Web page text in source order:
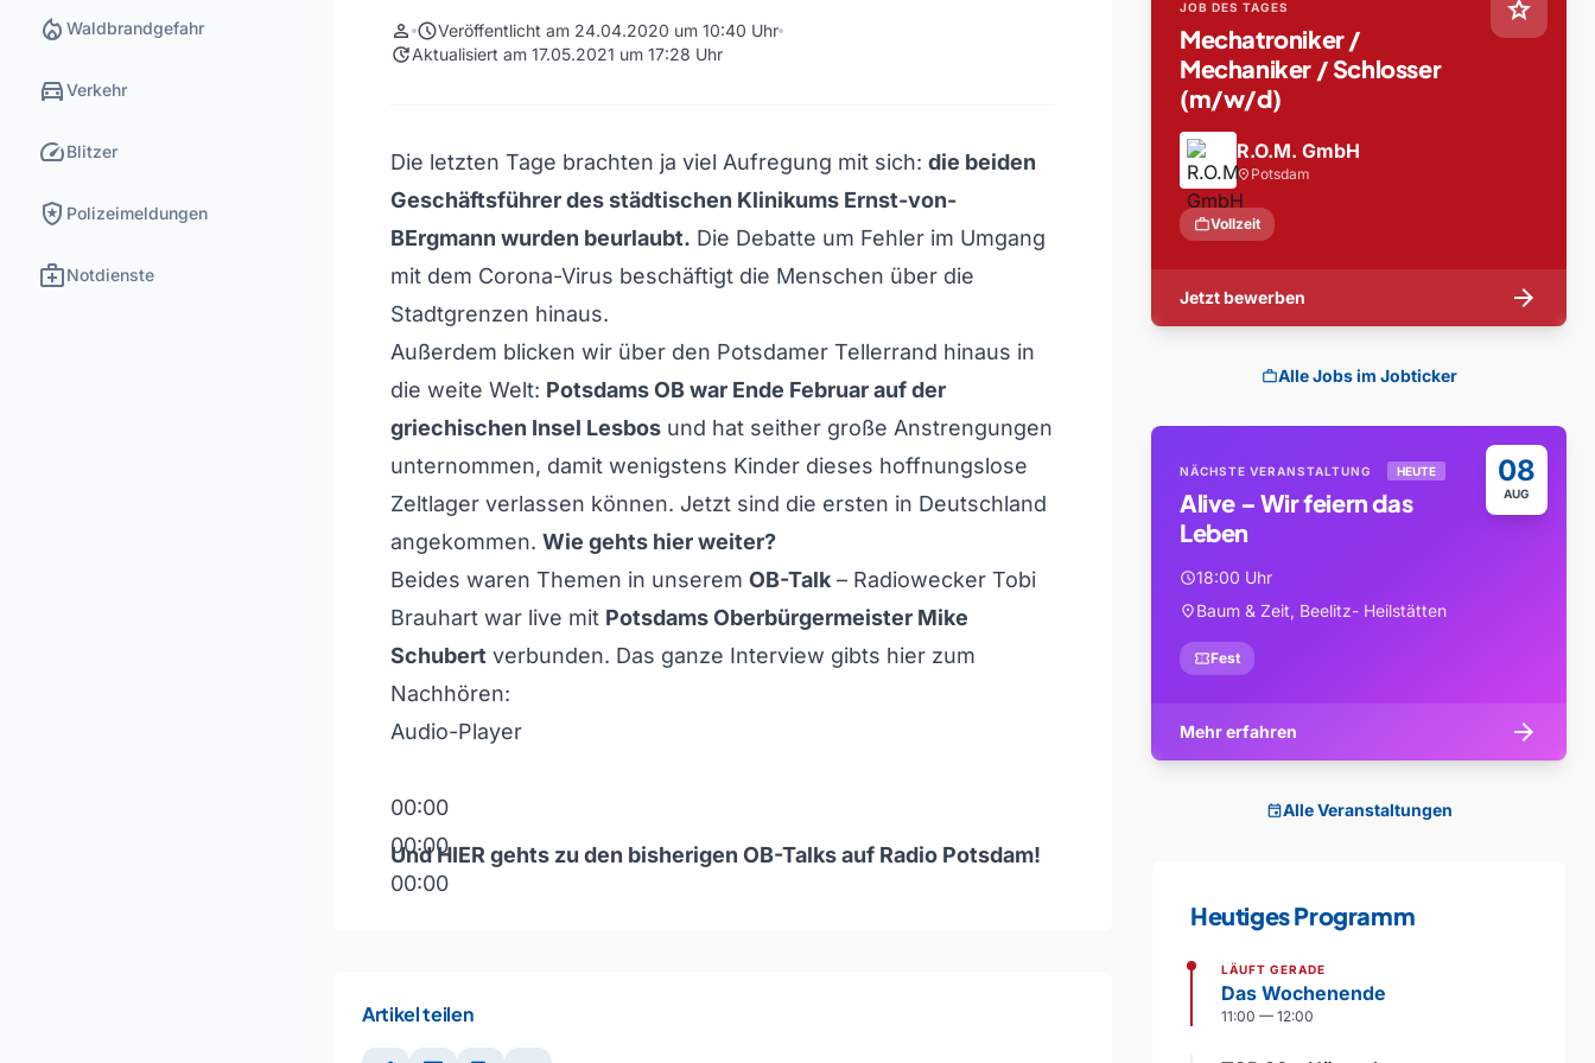
local_fire_department Waldbrandgefahr
directions_carVerkehr
speedBlitzer
local_police Polizeimeldungen
medical_servicesNotdienste
person scheduleVeröffentlicht am 24.04.2020 um 10:40 Uhr
updateAktualisiert am 17.05.2021 um 17:28 Uhr
Die letzten Tage brachten ja viel Aufregung mit sich: die beiden
Geschäftsführer des städtischen Klinikums Ernst-von-
BErgmann wurden beurlaubt. Die Debatte um Fehler im Umgang
mit dem Corona-Virus beschäftigt die Menschen über die
Stadtgrenzen hinaus.
Außerdem blicken wir über den Potsdamer Tellerrand hinaus in
die weite Welt: Potsdams OB war Ende Februar auf der
griechischen Insel Lesbos und hat seither große Anstrengungen
unternommen, damit wenigstens Kinder dieses hoffnungslose
Zeltlager verlassen können. Jetzt sind die ersten in Deutschland
angekommen. Wie gehts hier weiter?
Beides waren Themen in unserem OB-Talk – Radiowecker Tobi
Brauhart war live mit Potsdams Oberbürgermeister Mike
Schubert verbunden. Das ganze Interview gibts hier zum
Nachhören:
Audio-Player
00:00
00:00
00:00
UndHIER gehts zu den bisherigen OB-Talks auf Radio Potsdam!
Artikel teilen
star
JOB DES TAGES
Mechatroniker /
Mechaniker / Schlosser
(m/w/d)
R.O.M. GmbH
location_on Potsdam
workVollzeit
Jetzt bewerben arrow_forward
workAlle Jobs im Jobticker
08
AUG
NÄCHSTE VERANSTALTUNG HEUTE
Alive – Wir feiern das
Leben
schedule18:00 Uhr
location_onBaum & Zeit, Beelitz- Heilstätten
confirmation_numberFest
Mehr erfahren arrow_forward
eventAlle Veranstaltungen
Heutiges Programm
LÄUFT GERADE
Das Wochenende
11:00 — 12:00